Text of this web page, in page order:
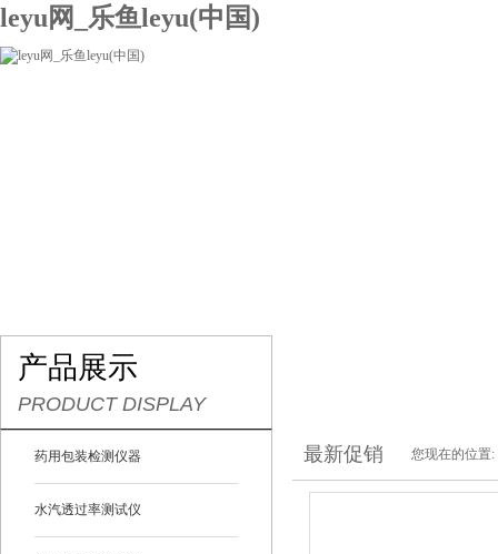
leyu网_乐鱼leyu(中国)
产品展示
PRODUCT DISPLAY
药用包装检测仪器
水汽透过率测试仪
最新促销 您现在的位置: